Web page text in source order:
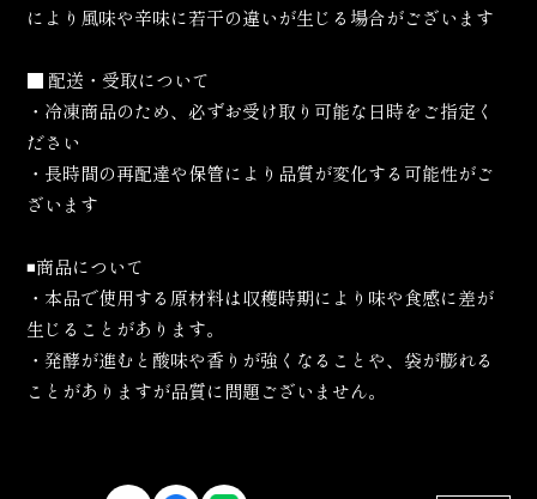
により風味や辛味に若干の違いが生じる場合がございます
■ 配送・受取について
・冷凍商品のため、必ずお受け取り可能な日時をご指定く
ださい
・長時間の再配達や保管により品質が変化する可能性がご
ざいます
◾️商品について
・本品で使用する原材料は収穫時期により味や食感に差が
生じることがあります。
・発酵が進むと酸味や香りが強くなることや、袋が膨れる
ことがありますが品質に問題ございません。